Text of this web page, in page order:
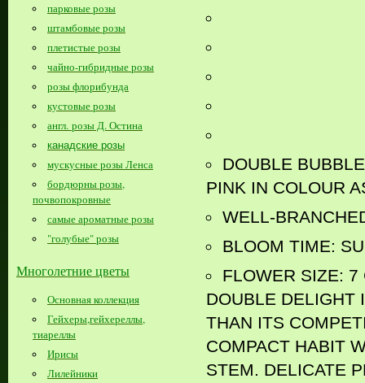
парковые розы
штамбовые розы
плетистые розы
чайно-гибридные розы
розы флорибунда
кустовые розы
англ. розы Д. Остина
канадские розы
мускусные розы Ленса
бордюрны розы,
почвопокровные
самые ароматные розы
"голубые" розы
Многолетние цветы
Основная коллекция
Гейхеры,гейхереллы,
тиареллы
Ирисы
Лилейники
DOUBLE
PINK IN COLOUR
WELL-
BLOOM TIME:
FLOWER SIZE: 7
DOUBLE DELIGHT
THAN ITS
COMPACT HABIT
STEM. DELICATE